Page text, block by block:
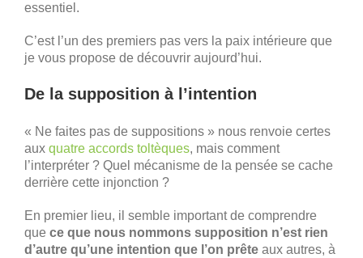
essentiel.
C’est l’un des premiers pas vers la paix intérieure que
je vous propose de découvrir aujourd’hui.
De la supposition à l’intention
« Ne faites pas de suppositions » nous renvoie certes
aux quatre accords toltèques, mais comment
l’interpréter ? Quel mécanisme de la pensée se cache
derrière cette injonction ?
En premier lieu, il semble important de comprendre
que ce que nous nommons supposition n’est rien
d’autre qu’une intention que l’on prête aux autres, à